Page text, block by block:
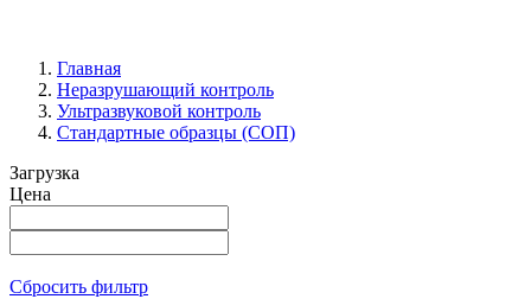
Главная
Неразрушающий контроль
Ультразвуковой контроль
Стандартные образцы (СОП)
Загрузка
Цена
Сбросить фильтр